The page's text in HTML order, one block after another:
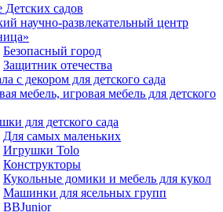
садов
научно-развлекательный центр
Безопасный город
Защитник отечества
с декором для детского сада
мебель, игровая мебель для детского
для детского сада
Для самых маленьких
Игрушки Tolo
Конструкторы
Кукольные домики и мебель для кукол
Машинки для ясельных групп
BBJunior